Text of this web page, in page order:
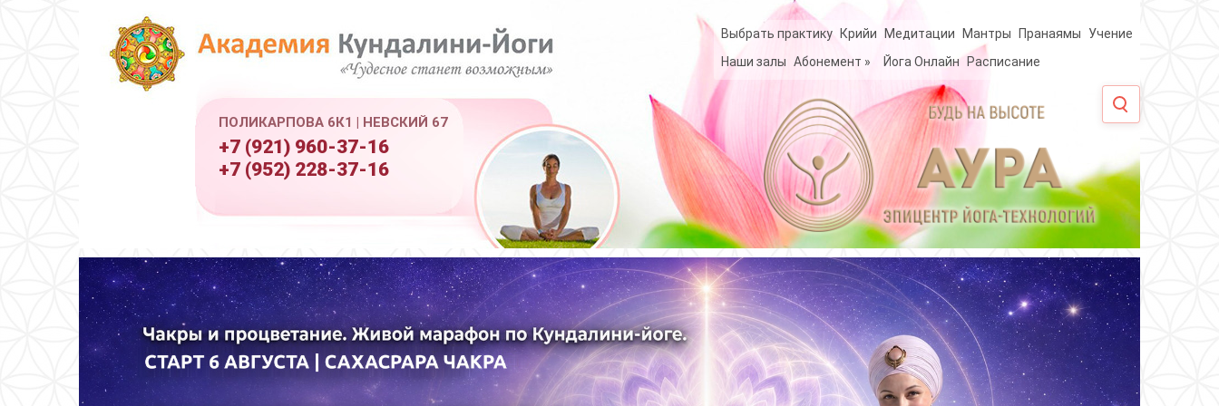
ПОЛИКАРПОВА 6К1 | НЕВСКИЙ 67
+7 (921) 960-37-16
+7 (952) 228-37-16
Выбрать практику Крийи Медитации Мантры Пранаямы
Учение
Наши залы Абонемент » Йога Онлайн Расписание